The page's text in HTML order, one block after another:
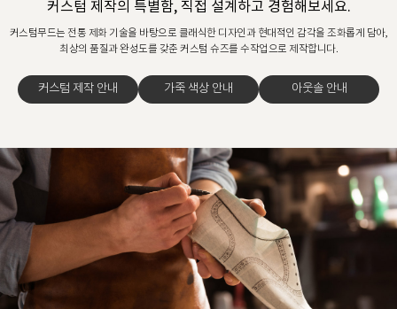
커스텀 제작의 특별함, 직접 설계하고 경험해보세요.
커스텀무드는 전통 제화 기술을 바탕으로 클래식한 디자인과 현대적인 감각을 조화롭게 담아,
최상의 품질과 완성도를 갖춘 커스텀 슈즈를 수작업으로 제작합니다.
커스텀 제작 안내 가죽 색상 안내 아웃솔 안내